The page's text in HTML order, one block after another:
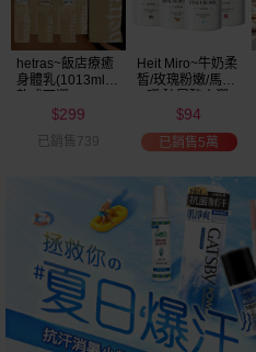
Vaseline凡士林~
清新蘆薈／全效
／密集保濕／淨
(725ml) 款式可選
$208
已銷售3.9萬
韓國 Medi
Flower~身體護理
300ml+乳液
300ml+護手霜
80g) 款式可選
$258
已銷售1.9萬